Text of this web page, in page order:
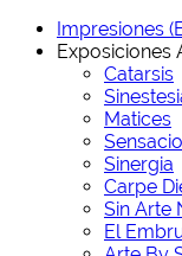
Impresiones
Exposiciones
Catarsis
Matices
Sinergia
Carpe
Sin Arte
El